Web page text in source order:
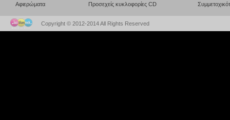
Αφιερώματα
Προσεχείς κυκλοφορίες CD
Copyright © 2012-2014 All Rights Reserved